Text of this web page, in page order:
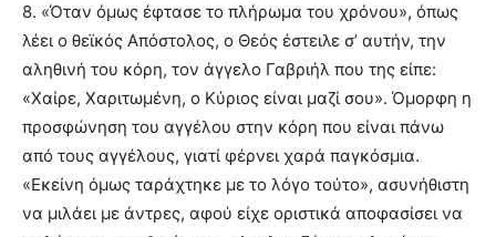
8. «Όταν όμως έφτασε το πλήρωμα του χρόνου», όπως
λέει ο θεϊκός Απόστολος, ο Θεός έστειλε σ’ αυτήν, την
αληθινή του κόρη, τον άγγελο Γαβριήλ που της είπε:
«Χαίρε, Χαριτωμένη, ο Κύριος είναι μαζί σου». Όμορφη η
προσφώνηση του αγγέλου στην κόρη που είναι πάνω
από τους αγγέλους, γιατί φέρνει χαρά παγκόσμια.
«Εκείνη όμως ταράχτηκε με το λόγο τούτο», ασυνήθιστη
να μιλάει με άντρες, αφού είχε οριστικά αποφασίσει να